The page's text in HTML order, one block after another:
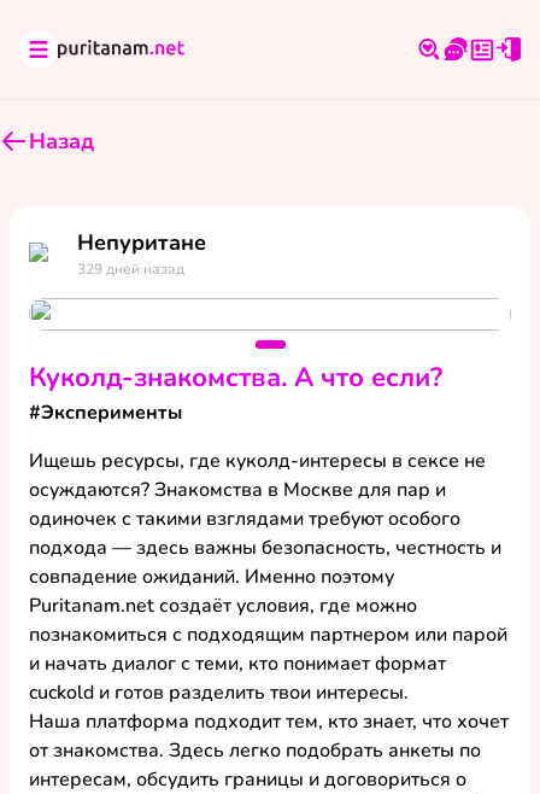
Назад
Непуритане
329 дней назад
Куколд-знакомства. А что если?
#Эксперименты
Ищешь ресурсы, где куколд-интересы в сексе не
осуждаются? Знакомства в Москве для пар и
одиночек с такими взглядами требуют особого
подхода — здесь важны безопасность, честность и
совпадение ожиданий. Именно поэтому
Puritanam.net создаёт условия, где можно
познакомиться с подходящим партнером или парой
и начать диалог с теми, кто понимает формат
cuckold и готов разделить твои интересы.
Наша платформа подходит тем, кто знает, что хочет
от знакомства. Здесь легко подобрать анкеты по
интересам, обсудить границы и договориться о